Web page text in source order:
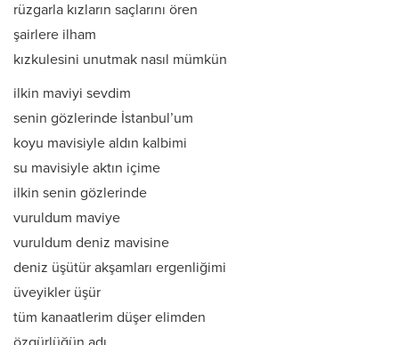
rüzgarla kızların saçlarını ören
şairlere ilham
kızkulesini unutmak nasıl mümkün
ilkin maviyi sevdim
senin gözlerinde İstanbul’um
koyu mavisiyle aldın kalbimi
su mavisiyle aktın içime
ilkin senin gözlerinde
vuruldum maviye
vuruldum deniz mavisine
deniz üşütür akşamları ergenliğimi
üveyikler üşür
tüm kanaatlerim düşer elimden